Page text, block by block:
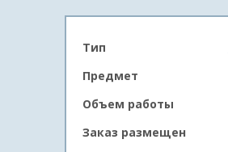
Тип
Предмет
Объем работы
Заказ размещен